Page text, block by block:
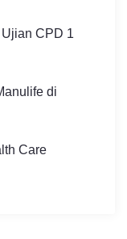
CPD 1
di
Care